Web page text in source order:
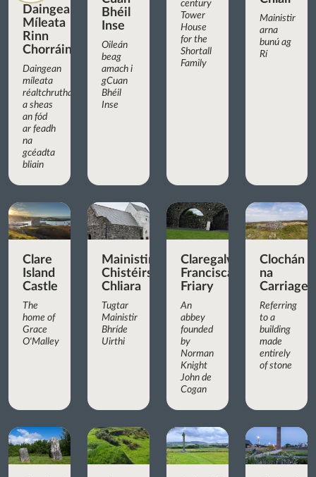
Daingean
Míleata
Rinn
Chorráin
Daingean
míleata
réaltchruthach
a sheas
an fód
ar feadh
na
gcéadta
bliain
Bhéil
Inse
Oileán
beag
amach i
gCuan
Bhéil
Inse
century
Tower
House
for the
Shortall
Family
Mainistir
arna
bunú ag
Rí
Clare
Island
Castle
The
home of
Grace
O'Malley
Mainistir
Chistéirseach
Chliara
Tugtar
Mainistir
Bhríde
Uirthi
Claregalway
Franciscan
Friary
An
abbey
founded
by
Norman
Knight
John de
Cogan
Clochán
na
Carriage
Referring
to a
building
made
entirely
of stone